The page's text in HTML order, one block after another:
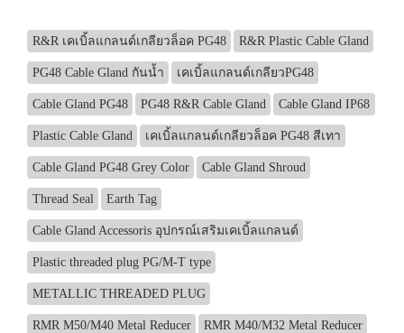
R&R เคเบิ้ลแกลนด์เกลียวล็อค PG48 R&R Plastic Cable Gland
PG48 Cable Gland กันน้ำ เคเบิ้ลแกลนด์เกลียวPG48
Cable Gland PG48 PG48 R&R Cable Gland Cable Gland IP68
Plastic Cable Gland เคเบิ้ลแกลนด์เกลียวล็อค PG48 สีเทา
Cable Gland PG48 Grey Color Cable Gland Shroud
Thread Seal Earth Tag
Cable Gland Accessoris อุปกรณ์เสริมเคเบิ้ลแกลนด์
Plastic threaded plug PG/M-T type
METALLIC THREADED PLUG
RMR M50/M40 Metal Reducer RMR M40/M32 Metal Reducer